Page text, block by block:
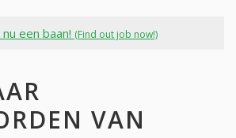
een baan! (Find out job now!)
VAN